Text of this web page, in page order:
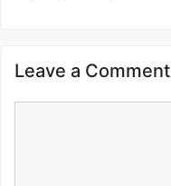
Leave a Comment